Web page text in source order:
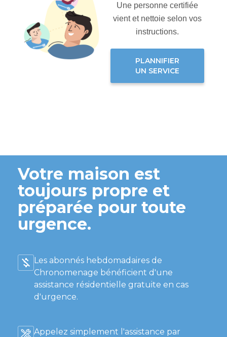
Une personne certifiée
vient et nettoie selon vos
instructions.
PLANNIFIER
UN SERVICE
Votre maison est
toujours propre et
préparée pour toute
urgence.
Les abonnés hebdomadaires de
Chronomenage bénéficient d'une
assistance résidentielle gratuite en cas
d'urgence.
Appelez simplement l'assistance par